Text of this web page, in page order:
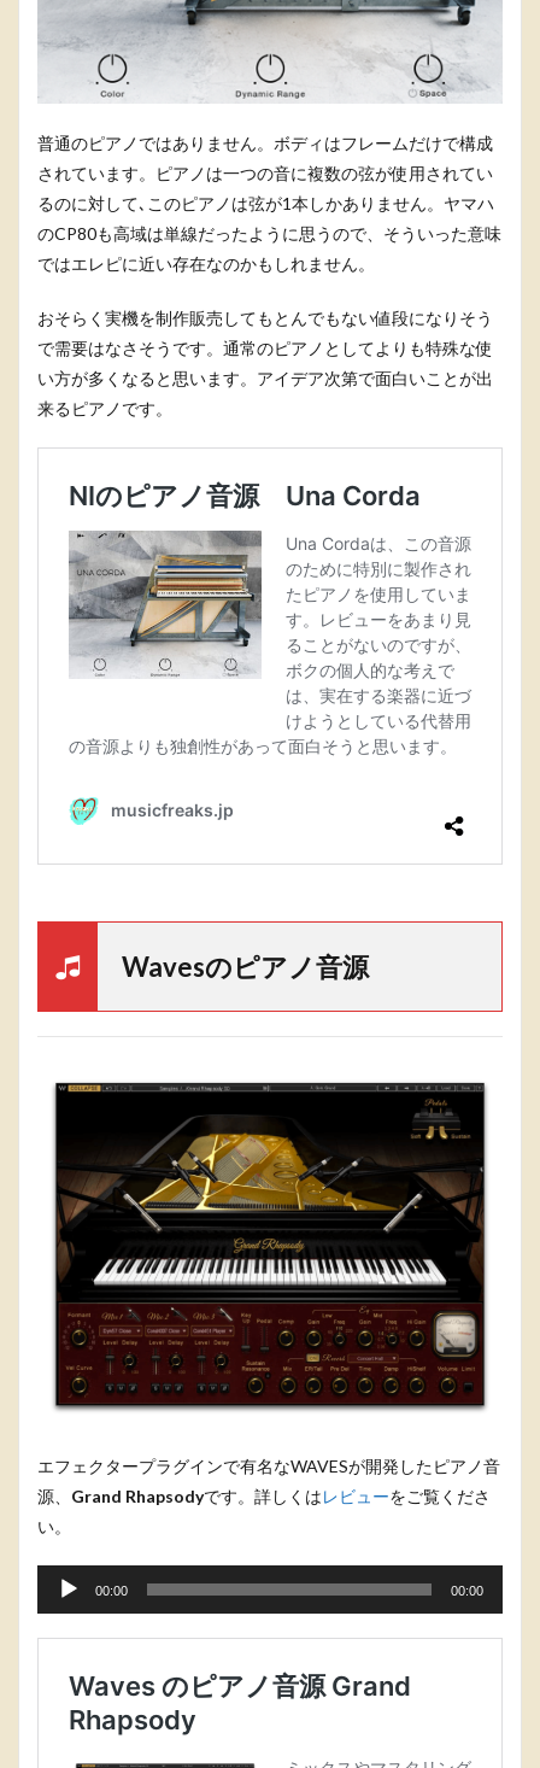
普通のピアノではありません。ボディはフレームだけで構成
されています。ピアノは一つの音に複数の弦が使用されてい
るのに対して､このピアノは弦が1本しかありません。ヤマハ
のCP80も高域は単線だったように思うので、そういった意味
ではエレピに近い存在なのかもしれません。
おそらく実機を制作販売してもとんでもない値段になりそう
で需要はなさそうです。通常のピアノとしてよりも特殊な使
い方が多くなると思います。アイデア次第で面白いことが出
来るピアノです。
Wavesのピアノ音源
エフェクタープラグインで有名なWAVESが開発したピアノ音
源、 Grand Rhapsodyです。詳しくはレビューをご覧くださ
い。
プ
レ
00:00 00:00